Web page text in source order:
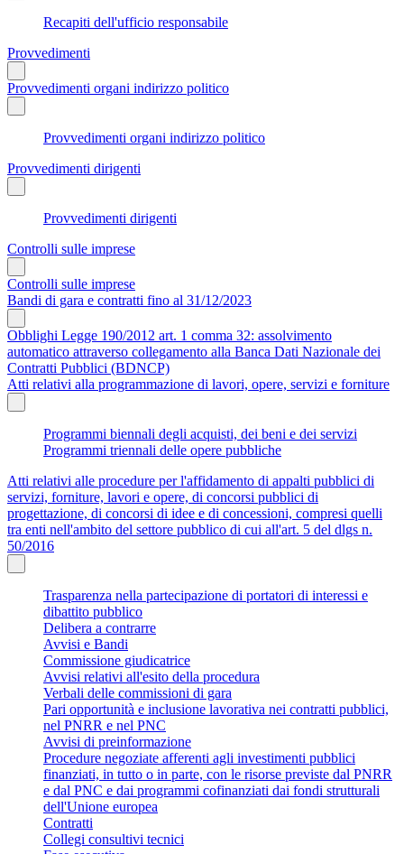
Recapiti dell'ufficio responsabile
Provvedimenti
Provvedimenti organi indirizzo politico
Provvedimenti organi indirizzo politico
Provvedimenti dirigenti
Provvedimenti dirigenti
Controlli sulle imprese
Controlli sulle imprese
Bandi di gara e contratti fino al 31/12/2023
Obblighi Legge 190/2012 art. 1 comma 32: assolvimento
automatico attraverso collegamento alla Banca Dati Nazionale dei
Contratti Pubblici (BDNCP)
Atti relativi alla programmazione di lavori, opere, servizi e forniture
Programmi biennali degli acquisti, dei beni e dei servizi
Programmi triennali delle opere pubbliche
Atti relativi alle procedure per l'affidamento di appalti pubblici di
servizi, forniture, lavori e opere, di concorsi pubblici di
progettazione, di concorsi di idee e di concessioni, compresi quelli
tra enti nell'ambito del settore pubblico di cui all'art. 5 del dlgs n.
50/2016
Trasparenza nella partecipazione di portatori di interessi e
dibattito pubblico
Delibera a contrarre
Avvisi e Bandi
Commissione giudicatrice
Avvisi relativi all'esito della procedura
Verbali delle commissioni di gara
Pari opportunità e inclusione lavorativa nei contratti pubblici,
nel PNRR e nel PNC
Avvisi di preinformazione
Procedure negoziate afferenti agli investimenti pubblici
finanziati, in tutto o in parte, con le risorse previste dal PNRR
e dal PNC e dai programmi cofinanziati dai fondi strutturali
dell'Unione europea
Contratti
Collegi consultivi tecnici